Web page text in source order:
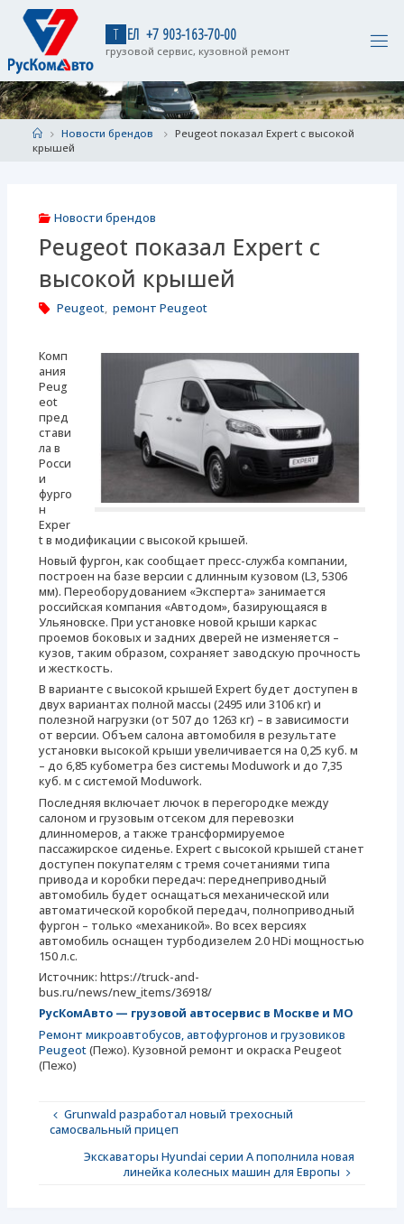
content
Т ЕЛ +7 903-163-70-00
грузовой сервис, кузовной ремонт
HomeНовости брендов
Peugeot показал Expert с высокой
крышей
Новости брендов
Peugeot показал Expert с
высокой крышей
Peugeot, ремонт Peugeot
Комп
ания
Peug
eot
пред
стави
ла в
Росси
и
фурго
н
Exper
t в модификации с высокой крышей.
Новый фургон, как сообщает пресс-служба компании,
построен на базе версии с длинным кузовом (L3, 5306
мм). Переоборудованием «Эксперта» занимается
российская компания «Автодом», базирующаяся в
Ульяновске. При установке новой крыши каркас
проемов боковых и задних дверей не изменяется –
кузов, таким образом, сохраняет заводскую прочность
и жесткость.
В варианте с высокой крышей Expert будет доступен в
двух вариантах полной массы (2495 или 3106 кг) и
полезной нагрузки (от 507 до 1263 кг) – в зависимости
от версии. Объем салона автомобиля в результате
установки высокой крыши увеличивается на 0,25 куб. м
– до 6,85 кубометра без системы Moduwork и до 7,35
куб. м с системой Moduwork.
Последняя включает лючок в перегородке между
салоном и грузовым отсеком для перевозки
длинномеров, а также трансформируемое
пассажирское сиденье. Expert с высокой крышей станет
доступен покупателям с тремя сочетаниями типа
привода и коробки передач: переднеприводный
автомобиль будет оснащаться механической или
автоматической коробкой передач, полноприводный
фургон – только «механикой». Во всех версиях
автомобиль оснащен турбодизелем 2.0 HDi мощностью
150 л.с.
Источник: https://truck-and-
bus.ru/news/new_items/36918/
РусКомАвто — грузовой автосервис в Москве и МО
Ремонт микроавтобусов, автофургонов и грузовиков
Peugeot(Пежо). Кузовной ремонт и окраска Peugeot
(Пежо)
Grunwald разработал новый трехосный
самосвальный прицеп
Экскаваторы Hyundai серии А пополнила новая
линейка колесных машин для Европы